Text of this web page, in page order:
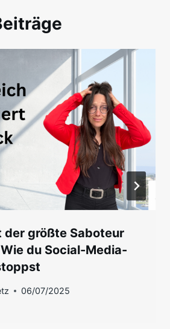
der größte Saboteur
du Social-Media-
06/07/2025